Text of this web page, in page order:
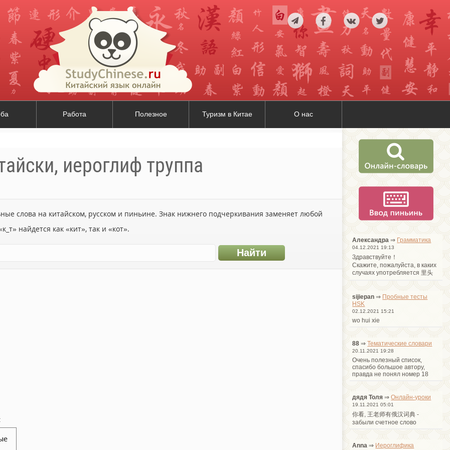
Работа Полезное Туризм в Китае О нас
иероглиф труппа
слова на китайском, русском и пиньине. Знак нижнего подчеркивания заменяет любой
найдется как «кит», так и «кот».
Александра ⇒ Грамматика
04.12.2021 19:13
Здравствуйте！
Cкажите, пожалуйста, в каких
случаях употребляется 里头
sijiepan ⇒ Пробные тесты
HSK
02.12.2021 15:21
wo hui xie
88 ⇒Тематические словари
20.11.2021 19:28
Очень полезный список,
спасибо большое автору,
правда не понял номер 18
дядя Толя ⇒Онлайн-уроки
19.11.2021 05:01
你看, 王老师有俄汉词典 -
забыли счетное слово
Anna ⇒ Иероглифика